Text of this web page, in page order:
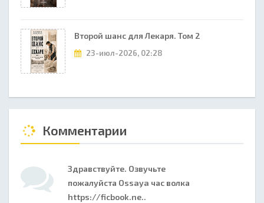
Второй шанс для Лекаря. Том 2
23-июл-2026, 02:28
Комментарии
Здравствуйте. Озвучьте
пожалуйста Ossaya час волка
https://ficbook.ne..